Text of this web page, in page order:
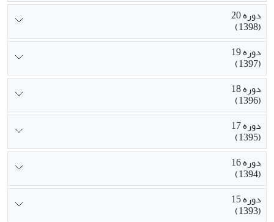
دوره 20
(1398)
دوره 19
(1397)
دوره 18
(1396)
دوره 17
(1395)
دوره 16
(1394)
دوره 15
(1393)